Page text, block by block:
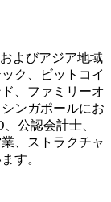
よびアジア地域
ク、ビットコイ
、ファミリーオ
ンガポールにお
公認会計士、
、ストラクチャ
す。